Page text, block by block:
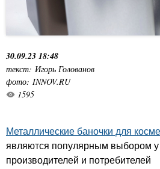
30.09.23 18:48
текст: Игорь Голованов
фото: INNOV.RU
1595
Металлические баночки для
являются популярным выбором у
производителей и потребителей